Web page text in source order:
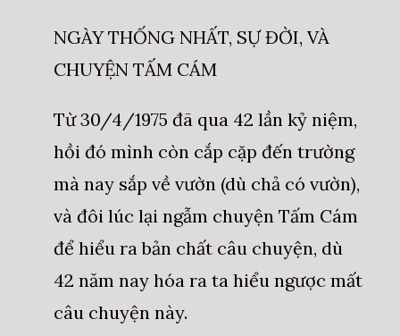
NGÀY THỐNG NHẤT, SỰ ĐỜI, VÀ
CHUYỆN TẤM CÁM
Từ 30/4/1975 đã qua 42 lần kỷ niệm,
hồi đó mình còn cắp cặp đến trường
mà nay sắp về vườn (dù chả có vườn),
và đôi lúc lại ngẫm chuyện Tấm Cám
để hiểu ra bản chất câu chuyện, dù
42 năm nay hóa ra ta hiểu ngược mất
câu chuyện này.